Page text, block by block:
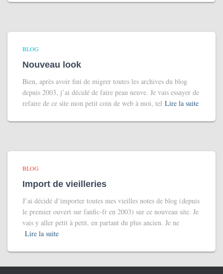
BLOG
Nouveau look
Bien, après avoir fini de migrer toutes les archives du blog
depuis 2003, j’ai décidé de faire peau neuve. Je vais essayer de
refaire de ce site mon petit coin de web à moi, tel Lire la suite
BLOG
Import de vieilleries
J’ai décidé d’importer toutes mes vieilles notes de blog (depuis
le premier ouvert sur fanfic-fr en 2003) sur ce nouveau site. Je
vais y aller petit à petit, en partant du plus ancien. Je ne
Lire la suite